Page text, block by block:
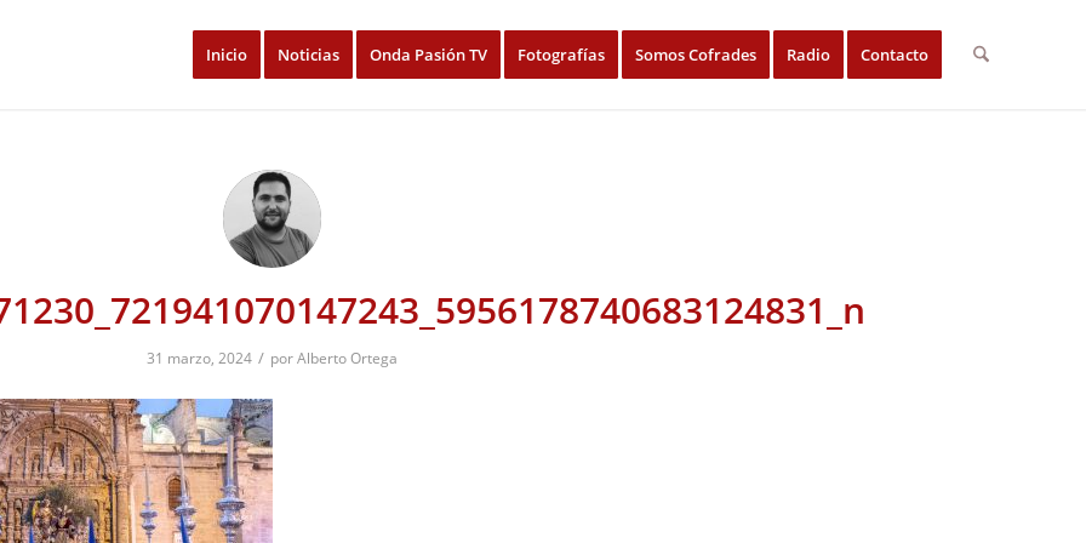
Inicio Noticias Onda Pasión TV Fotografías Somos Cofrades Radio Contacto
31 marzo, 2024 / porAlberto Ortega